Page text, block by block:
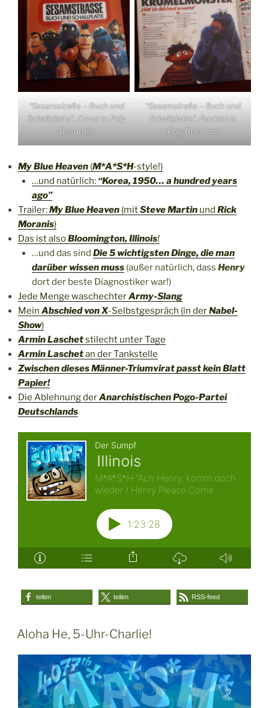
“Sesamstraße – Buch und
Schallplatte”, Cover (c Poly
Records)
“Sesamstraße – Buch und
Schallplatte”, Booklet (c
Poly Records)
My Blue Heaven (M*A*S*H-style!)
…und natürlich: “Korea, 1950… a hundred years
ago”
Trailer:My Blue Heaven (mitSteve Martin und Rick
Moranis)
Das ist alsoBloomington, Illinois!
…und das sind Die 5 wichtigsten Dinge, die man
darüber wissen muss(außer natürlich, dass Henry
dort der beste Diagnostiker war!)
Jede Menge waschechterArmy-Slang
Mein Abschied von X-Selbstgespräch (in derNabel-
Show)
Armin Laschetstilecht unter Tage
Armin Laschetan der Tankstelle
Zwischen dieses Männer-Triumvirat passt kein Blatt
Papier!
Die Ablehnung derAnarchistischen Pogo-Partei
Deutschlands
teilen teilen RSS-feed
Aloha He, 5-Uhr-Charlie!